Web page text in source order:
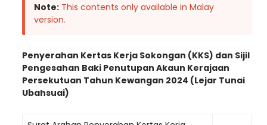
Note: This contents only available in Malay
version.
Penyerahan Kertas Kerja Sokongan (KKS) dan Sijil
Pengesahan Baki Penutupan Akaun Kerajaan
Persekutuan Tahun Kewangan 2024 (Lejar Tunai
Ubahsuai)